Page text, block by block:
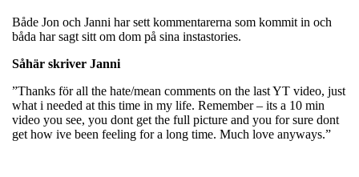
Både Jon och Janni har sett kommentarerna som kommit in och
båda har sagt sitt om dom på sina instastories.
Såhär skriver Janni
”Thanks för all the hate/mean comments on the last YT video, just
what i needed at this time in my life. Remember – its a 10 min
video you see, you dont get the full picture and you for sure dont
get how ive been feeling for a long time. Much love anyways.”